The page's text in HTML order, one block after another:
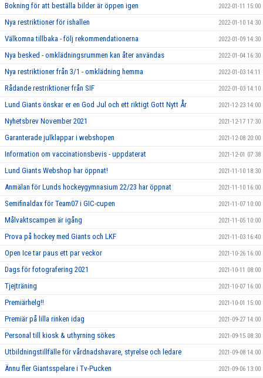
Bokning för att beställa bilder är öppen igen 2022-01-11 15:00
Nya restriktioner för ishallen 2022-01-10 14:30
Välkomna tillbaka - följ rekommendationerna 2022-01-09 14:30
Nya besked - omklädningsrummen kan åter användas 2022-01-04 16:30
Nya restriktioner från 3/1 - omklädning hemma 2022-01-03 14:11
Rådande restriktioner från SIF 2022-01-03 14:10
Lund Giants önskar er en God Jul och ett riktigt Gott Nytt År 2021-12-23 14:00
Nyhetsbrev November 2021 2021-12-17 17:30
Garanterade julklappar i webshopen 2021-12-08 20:00
Information om vaccinationsbevis - uppdaterat 2021-12-01 07:38
Lund Giants Webshop har öppnat! 2021-11-10 18:30
Anmälan för Lunds hockeygymnasium 22/23 har öppnat 2021-11-10 16:00
Semifinaldax för Team07 i GIC-cupen 2021-11-07 10:00
Målvaktscampen är igång 2021-11-05 10:00
Prova på hockey med Giants och LKF 2021-11-03 16:40
Open Ice tar paus ett par veckor 2021-10-26 16:00
Dags för fotografering 2021 2021-10-11 08:00
Tjejträning 2021-10-07 16:00
Premiärhelg!! 2021-10-01 15:00
Premiär på lilla rinken idag 2021-09-27 14:00
Personal till kiosk & uthyrning sökes 2021-09-15 08:30
Utbildningstillfälle för vårdnadshavare, styrelse och ledare 2021-09-08 14:00
Ännu fler Giantsspelare i Tv-Pucken 2021-09-06 13:00